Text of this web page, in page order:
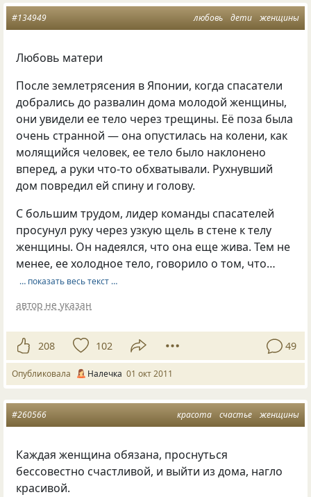
любовь дети женщины
#134949
Любовь матери
После землетрясения в Японии, когда спасатели
добрались до развалин дома молодой женщины,
они увидели ее тело через трещины. Её поза была
очень странной — она опустилась на колени, как
молящийся человек, ее тело было наклонено
вперед, а руки что-то обхватывали. Рухнувший
дом повредил ей спину и голову.
С большим трудом, лидер команды спасателей
просунул руку через узкую щель в стене к телу
женщины. Он надеялся, что она еще жива. Тем не
менее, ее холодное тело, говорило о том, что…
… показать весь текст …
автор не указан
208 102 49
Опубликовала Налечка 01 окт 2011
красота счастье женщины
#260566
Каждая женщина обязана, проснуться
бессовестно счастливой, и выйти из дома, нагло
красивой.